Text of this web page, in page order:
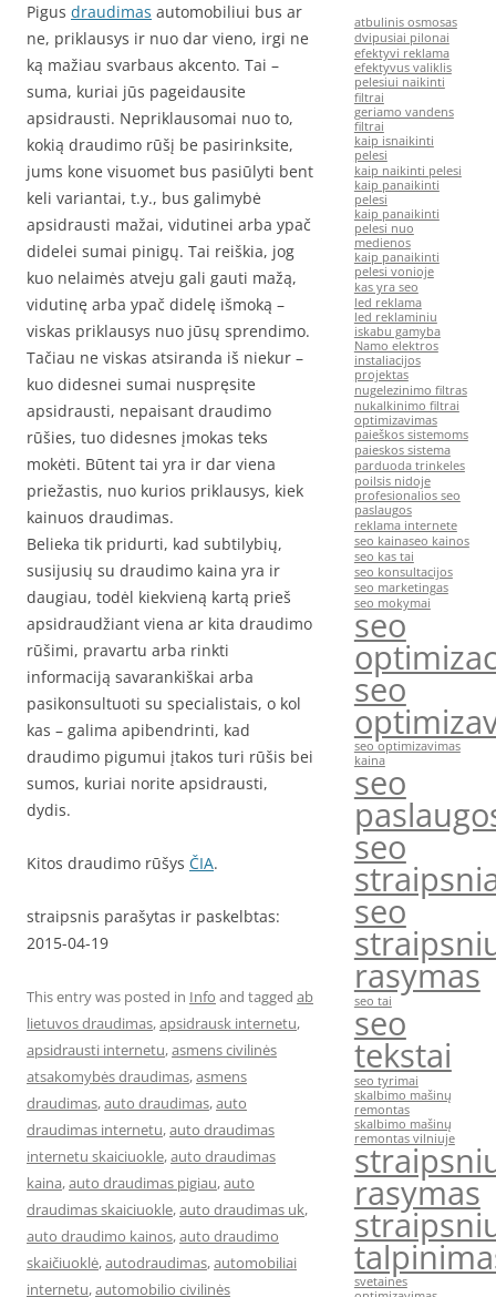
Pigus draudimas automobiliui bus ar
ne, priklausys ir nuo dar vieno, irgi ne
ką mažiau svarbaus akcento. Tai –
suma, kuriai jūs pageidausite
apsidrausti. Nepriklausomai nuo to,
kokią draudimo rūšį be pasirinksite,
jums kone visuomet bus pasiūlyti bent
keli variantai, t.y., bus galimybė
apsidrausti mažai, vidutinei arba ypač
didelei sumai pinigų. Tai reiškia, jog
kuo nelaimės atveju gali gauti mažą,
vidutinę arba ypač didelę išmoką –
viskas priklausys nuo jūsų sprendimo.
Tačiau ne viskas atsiranda iš niekur –
kuo didesnei sumai nuspręsite
apsidrausti, nepaisant draudimo
rūšies, tuo didesnes įmokas teks
mokėti. Būtent tai yra ir dar viena
priežastis, nuo kurios priklausys, kiek
kainuos draudimas.
Belieka tik pridurti, kad subtilybių,
susijusių su draudimo kaina yra ir
daugiau, todėl kiekvieną kartą prieš
apsidraudžiant viena ar kita draudimo
rūšimi, pravartu arba rinkti
informaciją savarankiškai arba
pasikonsultuoti su specialistais, o kol
kas – galima apibendrinti, kad
draudimo pigumui įtakos turi rūšis bei
sumos, kuriai norite apsidrausti,
dydis.
Kitos draudimo rūšys ČIA.
straipsnis parašytas ir paskelbtas:
2015-04-19
This entry was posted in Info and tagged ab
lietuvos draudimas,apsidrausk internetu,
apsidrausti internetu,asmens civilinės
atsakomybės draudimas,asmens
draudimas,auto draudimas,auto
draudimas internetu,auto draudimas
internetu skaiciuokle,auto draudimas
kaina,auto draudimas pigiau,auto
draudimas skaiciuokle,auto draudimas uk,
auto draudimo kainos,auto draudimo
skaičiuoklė,autodraudimas,automobiliai
internetu,automobilio civilinės
atbulinis osmosas
dvipusiai pilonai
efektyvi reklama
efektyvus valiklis
pelesiui naikinti
filtrai
geriamo vandens
filtrai
kaip isnaikinti
pelesi
kaip naikinti pelesi
kaip panaikinti
pelesi
kaip panaikinti
pelesi nuo
medienos
kaip panaikinti
pelesi vonioje
kas yra seo
led reklama
led reklaminiu
iskabu gamyba
Namo elektros
instaliacijos
projektas
nugelezinimo filtras
nukalkinimo filtrai
optimizavimas
paieškos sistemoms
paieskos sistema
parduoda trinkeles
poilsis nidoje
profesionalios seo
paslaugos
reklama internete
seo kainaseo kainos
seo kas tai
seo konsultacijos
seo marketingas
seo mokymai
seo
seo
seo optimizavimas
kaina
seo
seo
seo
rasymas
seo tai
seo
tekstai
seo tyrimai
skalbimo mašinų
remontas
skalbimo mašinų
remontas vilniuje
rasymas
svetaines